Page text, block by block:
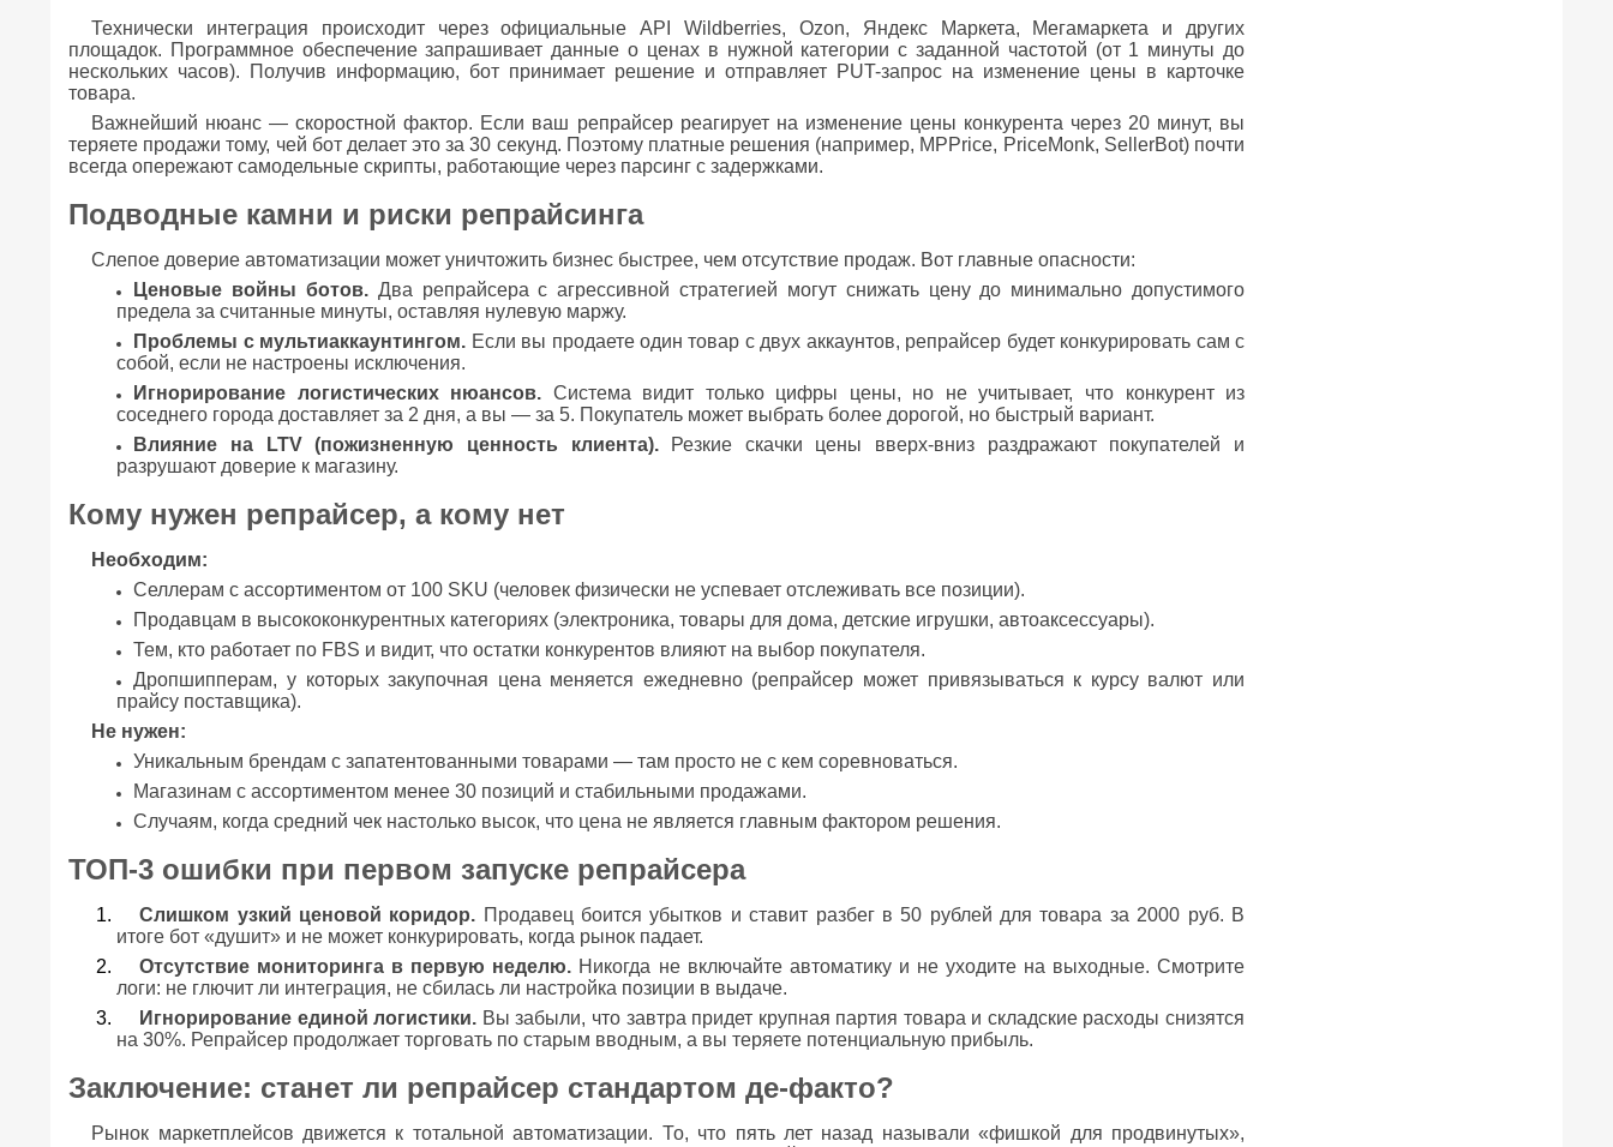
Технически интеграция происходит через официальные API Wildberries, Ozon, Яндекс Маркета, Мегамаркета и других
площадок. Программное обеспечение запрашивает данные о ценах в нужной категории с заданной частотой (от 1 минуты до
нескольких часов). Получив информацию, бот принимает решение и отправляет PUT-запрос на изменение цены в карточке
товара.
Важнейший нюанс — скоростной фактор. Если ваш репрайсер реагирует на изменение цены конкурента через 20 минут, вы
теряете продажи тому, чей бот делает это за 30 секунд. Поэтому платные решения (например, MPPrice, PriceMonk, SellerBot) почти
всегда опережают самодельные скрипты, работающие через парсинг с задержками.
Подводные камни и риски репрайсинга
Слепое доверие автоматизации может уничтожить бизнес быстрее, чем отсутствие продаж. Вот главные опасности:
Ценовые войны ботов. Два репрайсера с агрессивной стратегией могут снижать цену до минимально допустимого
предела за считанные минуты, оставляя нулевую маржу.
Проблемы с мультиаккаунтингом. Если вы продаете один товар с двух аккаунтов, репрайсер будет конкурировать сам с
собой, если не настроены исключения.
Игнорирование логистических нюансов. Система видит только цифры цены, но не учитывает, что конкурент из
соседнего города доставляет за 2 дня, а вы — за 5. Покупатель может выбрать более дорогой, но быстрый вариант.
Влияние на LTV (пожизненную ценность клиента).Резкие скачки цены вверх-вниз раздражают покупателей и
разрушают доверие к магазину.
Кому нужен репрайсер, а кому нет
Необходим:
Селлерам с ассортиментом от 100 SKU (человек физически не успевает отслеживать все позиции).
Продавцам в высококонкурентных категориях (электроника, товары для дома, детские игрушки, автоаксессуары).
Тем, кто работает по FBS и видит, что остатки конкурентов влияют на выбор покупателя.
Дропшипперам, у которых закупочная цена меняется ежедневно (репрайсер может привязываться к курсу валют или
прайсу поставщика).
Не нужен:
Уникальным брендам с запатентованными товарами — там просто не с кем соревноваться.
Магазинам с ассортиментом менее 30 позиций и стабильными продажами.
Случаям, когда средний чек настолько высок, что цена не является главным фактором решения.
ТОП-3 ошибки при первом запуске репрайсера
Слишком узкий ценовой коридор. Продавец боится убытков и ставит разбег в 50 рублей для товара за 2000 руб. В
итоге бот «душит» и не может конкурировать, когда рынок падает.
Отсутствие мониторинга в первую неделю. Никогда не включайте автоматику и не уходите на выходные. Смотрите
логи: не глючит ли интеграция, не сбилась ли настройка позиции в выдаче.
Игнорирование единой логистики. Вы забыли, что завтра придет крупная партия товара и складские расходы снизятся
на 30%. Репрайсер продолжает торговать по старым вводным, а вы теряете потенциальную прибыль.
Заключение: станет ли репрайсер стандартом де-факто?
Рынок маркетплейсов движется к тотальной автоматизации. То, что пять лет назад называли «фишкой для продвинутых»,